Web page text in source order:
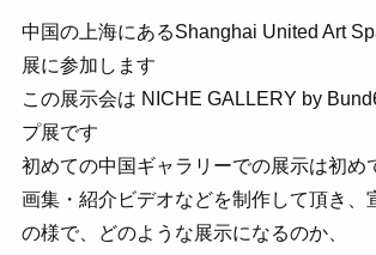
中国の上海にあるShanghai United Art
展に参加します
この展示会は NICHE GALLERY by
プ展です
初めての中国ギャラリーでの展示は初め
画集・紹介ビデオなどを制作して頂き、
の様で、どのような展示になるのか、